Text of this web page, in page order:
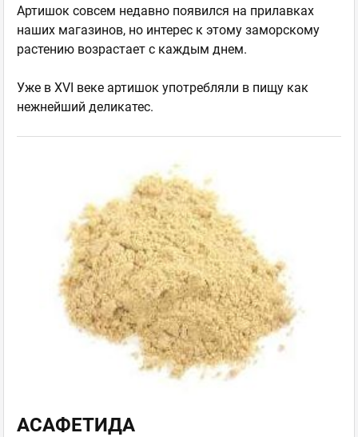
Артишок совсем недавно появился на прилавках
наших магазинов, но интерес к этому заморскому
растению возрастает с каждым днем.
Уже в XVI веке артишок употребляли в пищу как
нежнейший деликатес.
АСАФЕТИДА